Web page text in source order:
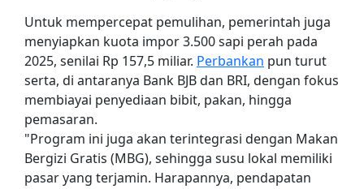
Untuk mempercepat pemulihan, pemerintah juga
menyiapkan kuota impor 3.500 sapi perah pada
2025, senilai Rp 157,5 miliar. Perbankan pun turut
serta, di antaranya Bank BJB dan BRI, dengan fokus
membiayai penyediaan bibit, pakan, hingga
pemasaran.
"Program ini juga akan terintegrasi dengan Makan
Bergizi Gratis (MBG), sehingga susu lokal memiliki
pasar yang terjamin. Harapannya, pendapatan